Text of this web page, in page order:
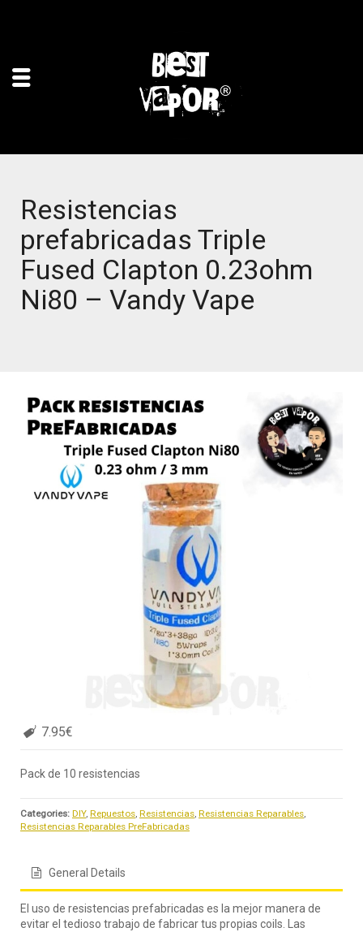
Resistencias
prefabricadas Triple
Fused Clapton 0.23ohm
Ni80 – Vandy Vape
7.95€
Pack de 10 resistencias
Categories: DIY, Repuestos, Resistencias, Resistencias Reparables,
Resistencias Reparables PreFabricadas
General Details
El uso de resistencias prefabricadas es la mejor manera de
evitar el tedioso trabajo de fabricar tus propias coils. Las